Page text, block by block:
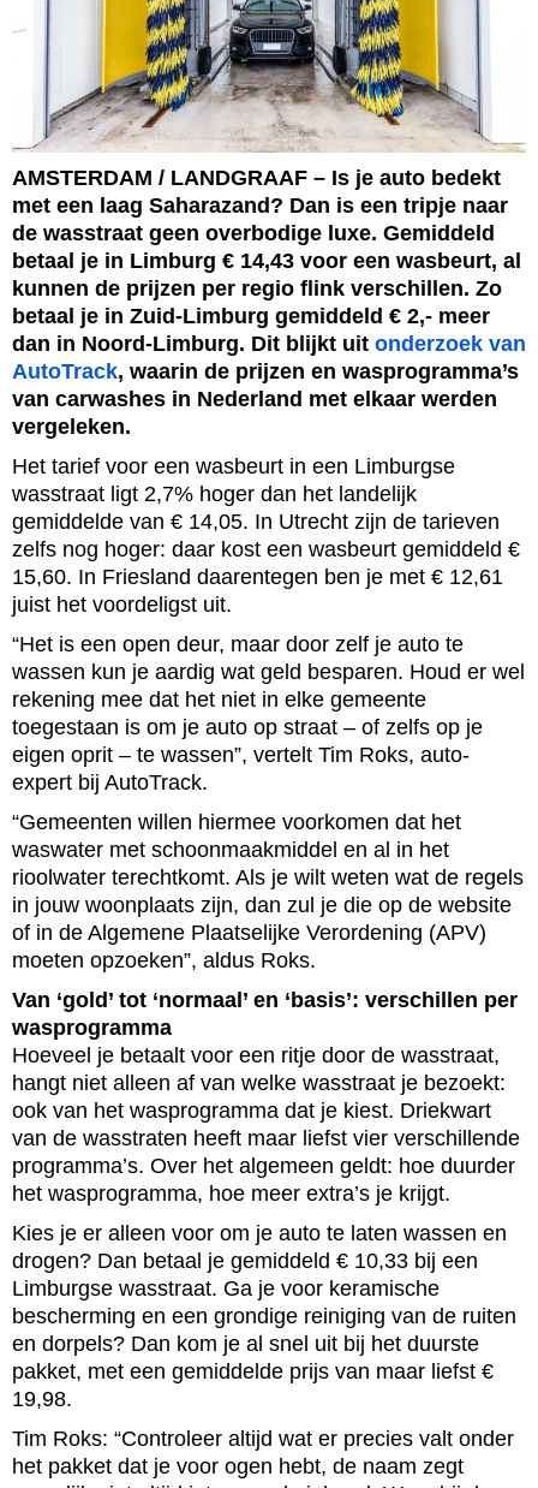
AMSTERDAM / LANDGRAAF – Is je auto bedekt
met een laag Saharazand? Dan is een tripje naar
de wasstraat geen overbodige luxe. Gemiddeld
betaal je in Limburg € 14,43 voor een wasbeurt, al
kunnen de prijzen per regio flink verschillen. Zo
betaal je in Zuid-Limburg gemiddeld € 2,- meer
dan in Noord-Limburg. Dit blijkt uit onderzoek van
AutoTrack, waarin de prijzen en wasprogramma’s
van carwashes in Nederland met elkaar werden
vergeleken.
Het tarief voor een wasbeurt in een Limburgse
wasstraat ligt 2,7% hoger dan het landelijk
gemiddelde van € 14,05. In Utrecht zijn de tarieven
zelfs nog hoger: daar kost een wasbeurt gemiddeld €
15,60. In Friesland daarentegen ben je met € 12,61
juist het voordeligst uit.
“Het is een open deur, maar door zelf je auto te
wassen kun je aardig wat geld besparen. Houd er wel
rekening mee dat het niet in elke gemeente
toegestaan is om je auto op straat – of zelfs op je
eigen oprit – te wassen”, vertelt Tim Roks, auto-
expert bij AutoTrack.
“Gemeenten willen hiermee voorkomen dat het
waswater met schoonmaakmiddel en al in het
rioolwater terechtkomt. Als je wilt weten wat de regels
in jouw woonplaats zijn, dan zul je die op de website
of in de Algemene Plaatselijke Verordening (APV)
moeten opzoeken”, aldus Roks.
Van ‘gold’ tot ‘normaal’ en ‘basis’: verschillen per
wasprogramma
Hoeveel je betaalt voor een ritje door de wasstraat,
hangt niet alleen af van welke wasstraat je bezoekt:
ook van het wasprogramma dat je kiest. Driekwart
van de wasstraten heeft maar liefst vier verschillende
programma’s. Over het algemeen geldt: hoe duurder
het wasprogramma, hoe meer extra’s je krijgt.
Kies je er alleen voor om je auto te laten wassen en
drogen? Dan betaal je gemiddeld € 10,33 bij een
Limburgse wasstraat. Ga je voor keramische
bescherming en een grondige reiniging van de ruiten
en dorpels? Dan kom je al snel uit bij het duurste
pakket, met een gemiddelde prijs van maar liefst €
19,98.
Tim Roks: “Controleer altijd wat er precies valt onder
het pakket dat je voor ogen hebt, de naam zegt